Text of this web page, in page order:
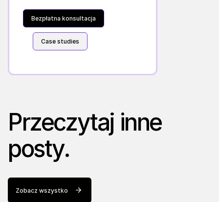
Bezpłatna konsultacja
Case studies
Przeczytaj inne
posty.
Zobacz wszystko